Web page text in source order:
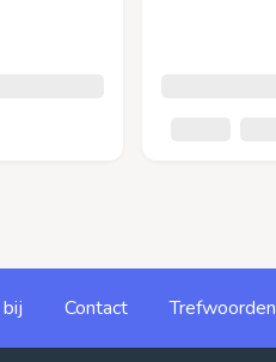
Contact Trefwoorden